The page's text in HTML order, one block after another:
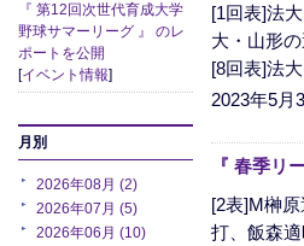
『 第12回次世代育成大学
野球サマーリーグ 』 のレ
ポートを公開
[イベント情報]
月別
2026年08月 (2)
2026年07月 (5)
2026年06月 (10)
[1回表]法
大・山形
[8回表]法
2023年5月
『 春季リ
[2表]M榊
打、飯森